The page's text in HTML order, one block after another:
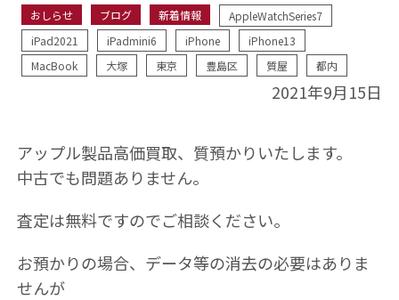
おしらせ ブログ 新着情報
AppleWatchSeries7
iPad2021
iPadmini6 iPhone
iPhone13
MacBook
大塚 東京 豊島区 質屋 都内
2021年9月15日
アップル製品高価買取、質預かりいたします。
中古でも問題ありません。
査定は無料ですのでご相談ください。
お預かりの場合、データ等の消去の必要はありま
せんが